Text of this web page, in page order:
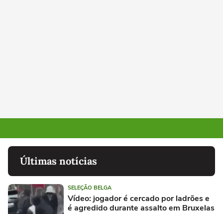
Últimas notícias
SELEÇÃO BELGA
Vídeo: jogador é cercado por ladrões e
é agredido durante assalto em Bruxelas